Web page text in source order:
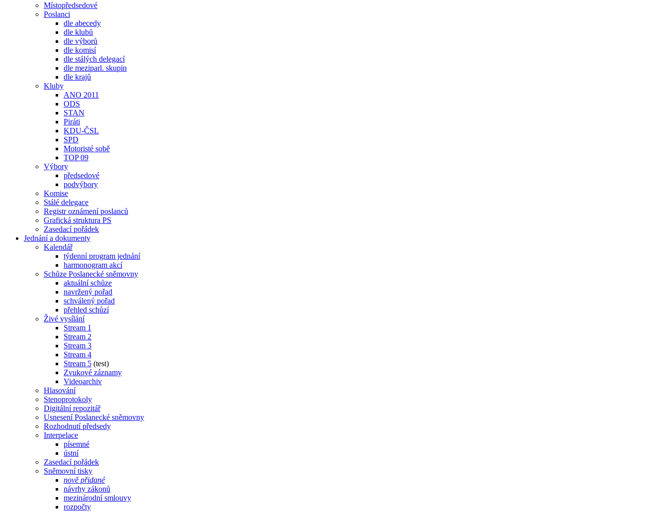
Místopředsedové
Poslanci
dle abecedy
dle klubů
dle výborů
dle komisí
dle stálých delegací
dle meziparl. skupin
dle krajů
Kluby
ANO 2011
ODS
STAN
Piráti
KDU-ČSL
SPD
Motoristé sobě
TOP 09
Výbory
předsedové
podvýbory
Komise
Stálé delegace
Registr oznámení poslanců
Grafická struktura PS
Zasedací pořádek
Jednání a dokumenty
Kalendář
týdenní program jednání
harmonogram akcí
Schůze Poslanecké sněmovny
aktuální schůze
navržený pořad
schválený pořad
přehled schůzí
Živé vysílání
Stream 1
Stream 2
Stream 3
Stream 4
Stream 5 (test)
Zvukové záznamy
Videoarchiv
Hlasování
Stenoprotokoly
Digitální repozitář
Usnesení Poslanecké sněmovny
Rozhodnutí předsedy
Interpelace
písemné
ústní
Zasedací pořádek
Sněmovní tisky
nově přidané
návrhy zákonů
mezinárodní smlouvy
rozpočty